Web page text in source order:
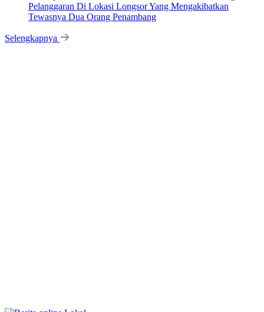
Pelanggaran Di Lokasi Longsor Yang Mengakibatkan
Tewasnya Dua Orang Penambang
Selengkapnya